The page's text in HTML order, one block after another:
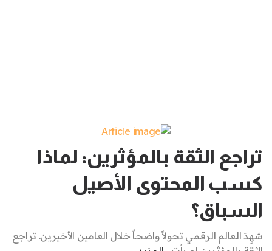
تراجع الثقة بالمؤثرين: لماذا
كسب المحتوى الأصيل
السباق؟
شهِدَ العالم الرقمي تحولاً واضحاً خلال العامين الأخيرين. تراجع